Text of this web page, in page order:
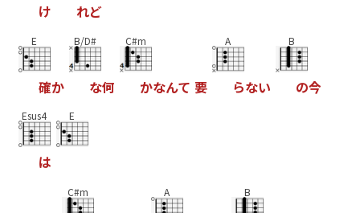
け れど
E
確か
B/D#
な何
C#m
かなんて 要
A
らない
B
の今
Esus4
は
E
C#m A B